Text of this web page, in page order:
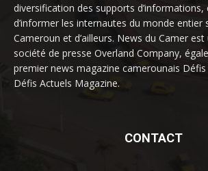
diversification des supports d’informations,
d’informer les internautes du monde entier
Cameroun et d’ailleurs. News du Camer
société de presse Overland Company,
premier news magazine camerounais
Défis Actuels Magazine.
CONTACT